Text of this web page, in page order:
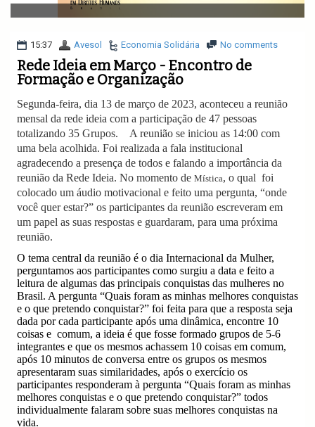
v
i
a
o
15:37 Avesol Economia Solidária No comments
Rede Ideia em Março - Encontro de
Formação e Organização
Segunda-feira, dia 13 de março de 2023, aconteceu a reunião
mensal da rede ideia com a participação de 47 pessoas
totalizando 35 Grupos. A reunião se iniciou as 14:00 com
uma bela acolhida. Foi realizada a fala institucional
agradecendo a presença de todos e falando a importância da
reunião da Rede Ideia. No momento de Mística, o qual foi
colocado um áudio motivacional e feito uma pergunta, “onde
você quer estar?” os participantes da reunião escreveram em
um papel as suas respostas e guardaram, para uma próxima
reunião.
O tema central da reunião é o dia Internacional da Mulher,
perguntamos aos participantes como surgiu a data e feito a
leitura de algumas das principais conquistas das mulheres no
Brasil. A pergunta “Quais foram as minhas melhores conquistas
e o que pretendo conquistar?” foi feita para que a resposta seja
dada por cada participante após uma dinâmica, encontre 10
coisas e comum, a ideia é que fosse formado grupos de 5-6
integrantes e que os mesmos achassem 10 coisas em comum,
após 10 minutos de conversa entre os grupos os mesmos
apresentaram suas similaridades, após o exercício os
participantes responderam à pergunta “Quais foram as minhas
melhores conquistas e o que pretendo conquistar?” todos
individualmente falaram sobre suas melhores conquistas na
vida.